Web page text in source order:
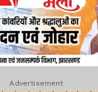
Advertisement